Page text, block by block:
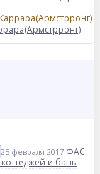
25 февраля 2017 ФАС
и бань